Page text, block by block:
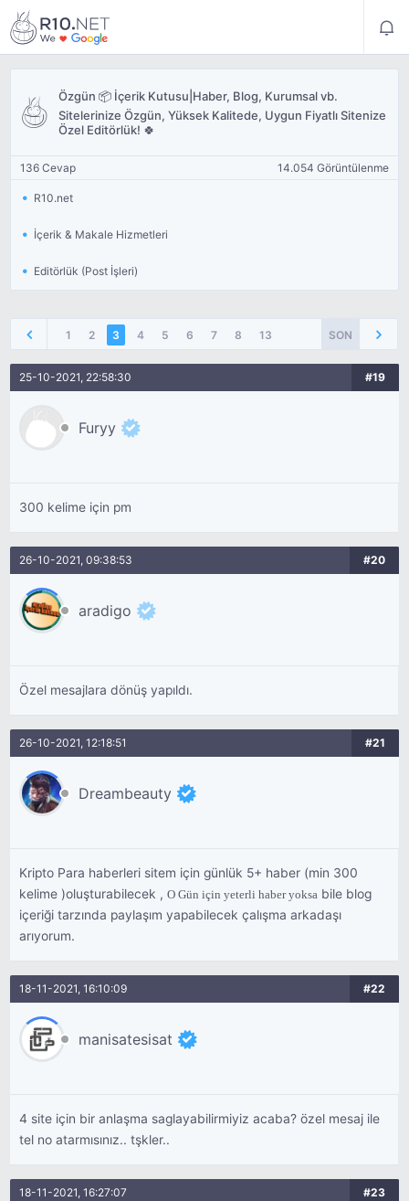
Özgün 📦 İçerik Kutusu|Haber, Blog, Kurumsal vb.
Sitelerinize Özgün, Yüksek Kalitede, Uygun Fiyatlı Sitenize
Özel Editörlük! 🍀
136 Cevap 14.054 Görüntülenme
R10.net
İçerik & Makale Hizmetleri
Editörlük (Post İşleri)
1 2 3 4 5 6 7 8 13 SON
25-10-2021, 22:58:30 #19
Furyy
300 kelime için pm
26-10-2021, 09:38:53 #20
aradigo
Özel mesajlara dönüş yapıldı.
26-10-2021, 12:18:51 #21
Dreambeauty
Kripto Para haberleri sitem için günlük 5+ haber (min 300
kelime )oluşturabilecek ,O Gün için yeterli haber yoksa bile blog
içeriği tarzında paylaşım yapabilecek çalışma arkadaşı
arıyorum.
18-11-2021, 16:10:09 #22
manisatesisat
4 site için bir anlaşma saglayabilirmiyiz acaba? özel mesaj ile
tel no atarmısınız.. tşkler..
18-11-2021, 16:27:07 #23